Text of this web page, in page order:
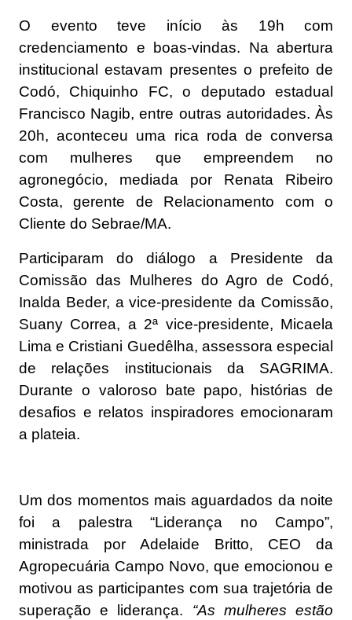
O evento teve início às 19h com
credenciamento e boas-vindas. Na abertura
institucional estavam presentes o prefeito de
Codó, Chiquinho FC, o deputado estadual
Francisco Nagib, entre outras autoridades. Às
20h, aconteceu uma rica roda de conversa
com mulheres que empreendem no
agronegócio, mediada por Renata Ribeiro
Costa, gerente de Relacionamento com o
Cliente do Sebrae/MA.
Participaram do diálogo a Presidente da
Comissão das Mulheres do Agro de Codó,
Inalda Beder, a vice-presidente da Comissão,
Suany Correa, a 2ª vice-presidente, Micaela
Lima e Cristiani Guedêlha, assessora especial
de relações institucionais da SAGRIMA.
Durante o valoroso bate papo, histórias de
desafios e relatos inspiradores emocionaram
a plateia.
Um dos momentos mais aguardados da noite
foi a palestra “Liderança no Campo”,
ministrada por Adelaide Britto, CEO da
Agropecuária Campo Novo, que emocionou e
motivou as participantes com sua trajetória de
superação e liderança. “As mulheres estão